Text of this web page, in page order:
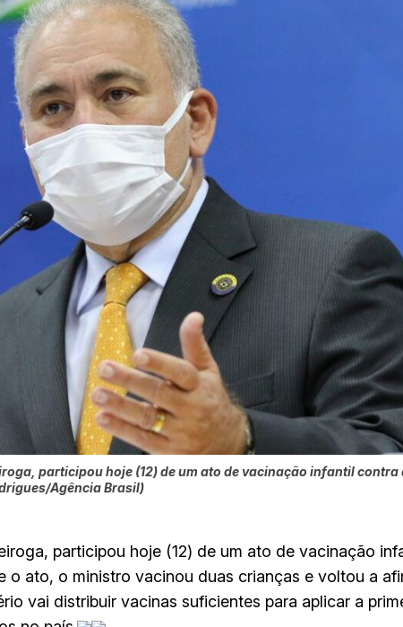
participou hoje (12) de um ato de vacinação infantil contra
Agência Brasil)
participou hoje (12) de um ato de vacinação
o ato, o ministro vacinou duas crianças e voltou a
vai distribuir vacinas suficientes para aplicar a